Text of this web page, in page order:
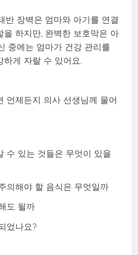
반 장벽은 엄마와 아기를 연결
을 하지만, 완벽한 보호막은 아
중에는 엄마가 건강 관리를
하게 자랄 수 있어요.
언제든지 의사 선생님께 물어
수 있는 것들은 무엇이 있을
의해야 할 음식은 무엇일까
도 될까
었나요?